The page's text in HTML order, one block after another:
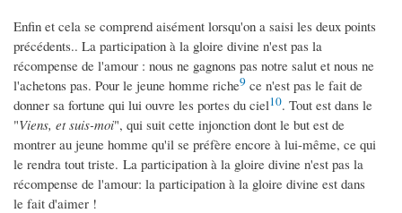
Enfin et cela se comprend aisément lorsqu'on a saisi les deux points
précédents.. La participation à la gloire divine n'est pas la
récompense de l'amour : nous ne gagnons pas notre salut et nous ne
l'achetons pas. Pour le jeune homme riche9 ce n'est pas le fait de
donner sa fortune qui lui ouvre les portes du ciel10. Tout est dans le
"Viens, et suis-moi", qui suit cette injonction dont le but est de
montrer au jeune homme qu'il se préfère encore à lui-même, ce qui
le rendra tout triste. La participation à la gloire divine n'est pas la
récompense de l'amour: la participation à la gloire divine est dans
le fait d'aimer !